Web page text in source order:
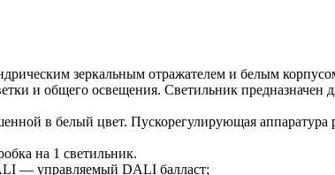
зеркальным отражателем и белым
и общего освещения. Светильник
в белый цвет. Пускорегулирующая
на 1 светильник.
— управляемый DALI балласт;